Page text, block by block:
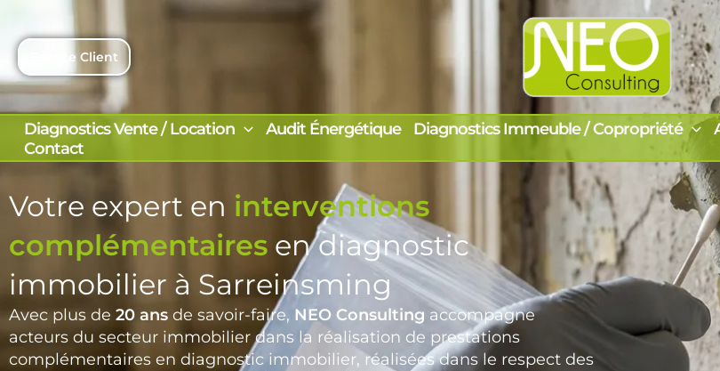
contenuEspace Client
Diagnostics Vente / Location Audit Énergétique Diagnostics Immeuble / Copropriété
Contact
Votre expert en interventions
complémentaires en diagnostic
immobilier à Sarreinsming
Avec plus de 20 ans de savoir-faire, NEO Consulting accompagne
acteurs du secteur immobilier dans la réalisation de prestations
complémentaires en diagnostic immobilier, réalisées dans le respect des